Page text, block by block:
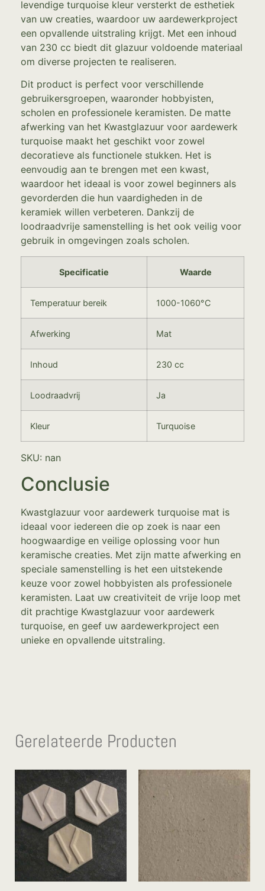
levendige turquoise kleur versterkt de esthetiek
van uw creaties, waardoor uw aardewerkproject
een opvallende uitstraling krijgt. Met een inhoud
van 230 cc biedt dit glazuur voldoende materiaal
om diverse projecten te realiseren.
Dit product is perfect voor verschillende
gebruikersgroepen, waaronder hobbyisten,
scholen en professionele keramisten. De matte
afwerking van het Kwastglazuur voor aardewerk
turquoise maakt het geschikt voor zowel
decoratieve als functionele stukken. Het is
eenvoudig aan te brengen met een kwast,
waardoor het ideaal is voor zowel beginners als
gevorderden die hun vaardigheden in de
keramiek willen verbeteren. Dankzij de
loodraadvrije samenstelling is het ook veilig voor
gebruik in omgevingen zoals scholen.
Specificatie Waarde
Temperatuur bereik 1000-1060°C
Afwerking Mat
Inhoud 230 cc
Loodraadvrij Ja
Kleur Turquoise
SKU: nan
Conclusie
Kwastglazuur voor aardewerk turquoise mat is
ideaal voor iedereen die op zoek is naar een
hoogwaardige en veilige oplossing voor hun
keramische creaties. Met zijn matte afwerking en
speciale samenstelling is het een uitstekende
keuze voor zowel hobbyisten als professionele
keramisten. Laat uw creativiteit de vrije loop met
dit prachtige Kwastglazuur voor aardewerk
turquoise, en geef uw aardewerkproject een
unieke en opvallende uitstraling.
Gerelateerde Producten